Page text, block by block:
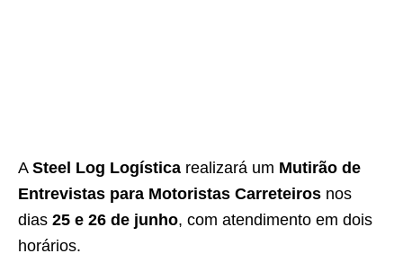
A Steel Log Logística realizará um Mutirão de
Entrevistas para Motoristas Carreteiros nos
dias 25 e 26 de junho, com atendimento em dois
horários.